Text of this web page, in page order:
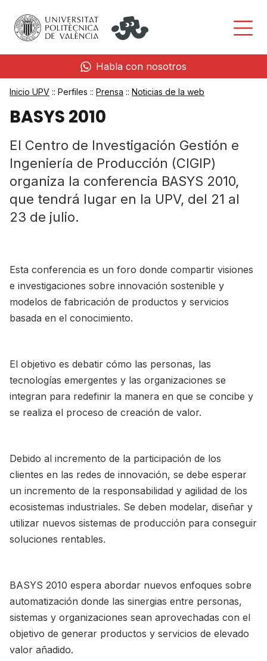
Habla con nosotros
Inicio UPV :: Perfiles :: Prensa :: Noticias de la web
BASYS 2010
El Centro de Investigación Gestión e
Ingeniería de Producción (CIGIP)
organiza la conferencia BASYS 2010,
que tendrá lugar en la UPV, del 21 al
23 de julio.
Esta conferencia es un foro donde compartir visiones
e investigaciones sobre innovación sostenible y
modelos de fabricación de productos y servicios
basada en el conocimiento.
El objetivo es debatir cómo las personas, las
tecnologías emergentes y las organizaciones se
integran para redefinir la manera en que se concibe y
se realiza el proceso de creación de valor.
Debido al incremento de la participación de los
clientes en las redes de innovación, se debe esperar
un incremento de la responsabilidad y agilidad de los
ecosistemas industriales. Se deben modelar, diseñar y
utilizar nuevos sistemas de producción para conseguir
soluciones rentables.
BASYS 2010 espera abordar nuevos enfoques sobre
automatización donde las sinergias entre personas,
sistemas y organizaciones sean aprovechadas con el
objetivo de generar productos y servicios de elevado
valor añadido.